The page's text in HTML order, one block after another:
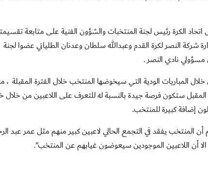
الكرة رئيس لجنة المنتخبات والشؤون الفنية على متابعة
النصر لكرة القدم وعبدالله سلطان وعدنان الطلياني عضوا لجنة
مسؤولي نادي النصر .
المباريات الودية التي سيخوضها المنتخب خلال الفترة المقبلة ،
المقبل ستكون فرصة جيدة بالنسبة له للتعرف على اللاعبين من
إضافة كبيرة للمنتخب.
أن المنتخب يفقد في التجمع الحالي لاعبين كبير منهم مثل عمر عبد
أن اللاعبين الموجودين سيعوضون غيابهم عن المنتخب".